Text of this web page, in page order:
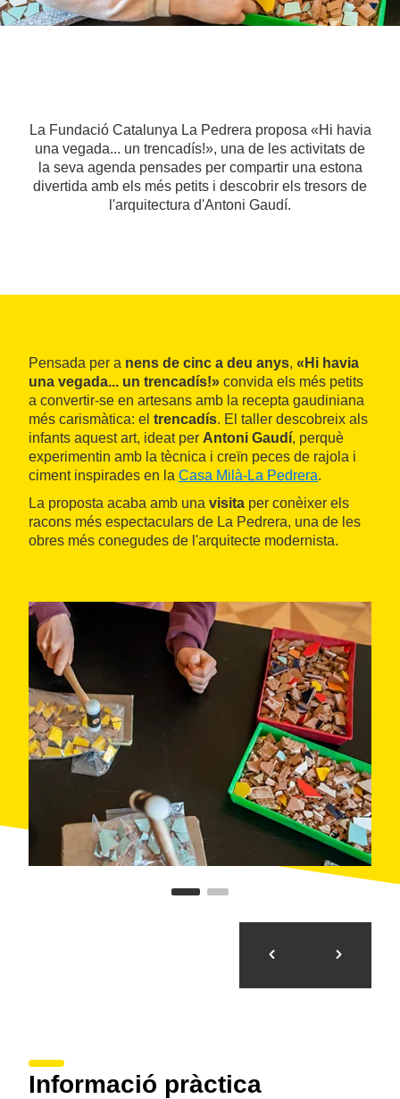
La Fundació Catalunya La Pedrera proposa «Hi havia
una vegada... un trencadís!», una de les activitats de
la seva agenda pensades per compartir una estona
divertida amb els més petits i descobrir els tresors de
l'arquitectura d'Antoni Gaudí.
Pensada per a nens de cinc a deu anys, «Hi havia
una vegada... un trencadís!» convida els més petits
a convertir-se en artesans amb la recepta gaudiniana
més carismàtica: el trencadís. El taller descobreix als
infants aquest art, ideat per Antoni Gaudí, perquè
experimentin amb la tècnica i creïn peces de rajola i
ciment inspirades en la Casa Milà-La Pedrera.
La proposta acaba amb una visita per conèixer els
racons més espectaculars de La Pedrera, una de les
obres més conegudes de l'arquitecte modernista.
Informació pràctica